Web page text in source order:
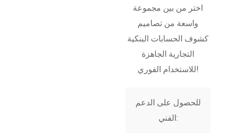
اختر من بين مجموعة
واسعة من تصاميم
كشوف الحسابات البنكية
التجارية الجاهزة
للاستخدام الفوري!
للحصول على الدعم
الفني: